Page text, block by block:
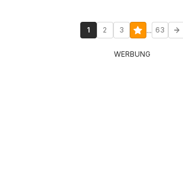
1 2 3 ... 63
WERBUNG